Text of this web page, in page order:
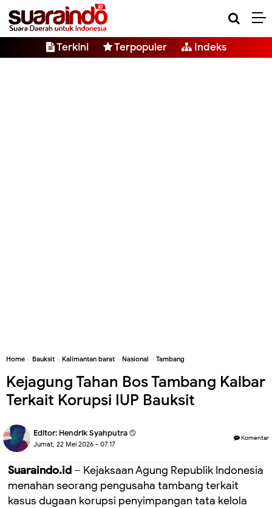
Terkini Terpopuler Indeks
Home » Bauksit » Kalimantan barat » Nasional » Tambang
Kejagung Tahan Bos Tambang Kalbar
Terkait Korupsi IUP Bauksit
Editor: Hendrik Syahputra
Jumat, 22 Mei 2026 - 07.17
Komentar
Suaraindo.id – Kejaksaan Agung Republik Indonesia
menahan seorang pengusaha tambang terkait
kasus dugaan korupsi penyimpangan tata kelola